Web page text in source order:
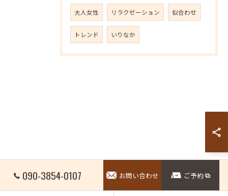
大人女性 リラクゼーション 似合わせ
トレンド いりなか
090-3854-0107 お問い合わせ ご予約